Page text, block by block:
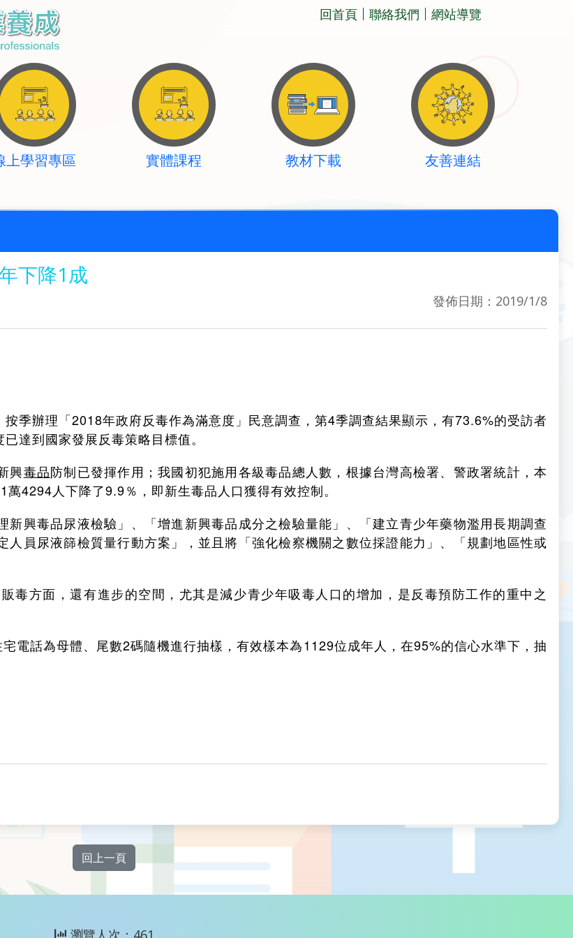
回首頁 聯絡我們 網站導覽
上學習專區 實體課程 教材下載 友善連結
下降1成
發佈日期：2019/1/8
季辦理「2018年政府反毒作為滿意度」民意調查，第4季調查結果顯示，有73.6%的受訪者
達到國家發展反毒策略目標值。
興毒品防制已發揮作用；我國初犯施用各級毒品總人數，根據台灣高檢署、警政署統計，本
4294人下降了9.9％，即新生毒品人口獲得有效控制。
興毒品尿液檢驗」、「增進新興毒品成分之檢驗量能」、「建立青少年藥物濫用長期調查
員尿液篩檢質量行動方案」，並且將「強化檢察機關之數位採證能力」、「規劃地區性或
毒方面，還有進步的空間，尤其是減少青少年吸毒人口的增加，是反毒預防工作的重中之
電話為母體、尾數2碼隨機進行抽樣，有效樣本為1129位成年人，在95%的信心水準下，抽
回上一頁
瀏覽人次：461